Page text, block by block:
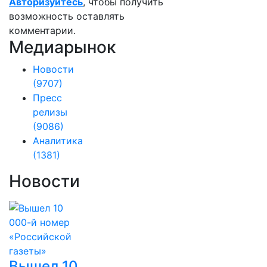
возможность оставлять
комментарии.
Медиарынок
Новости
(9707)
Пресс
релизы
(9086)
Аналитика
(1381)
Новости